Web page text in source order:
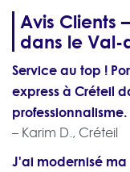
Avis Clients
dans le
Service au top !
express à Créteil
professionnalisme.
– Karim D., Créteil
J'ai modernisé